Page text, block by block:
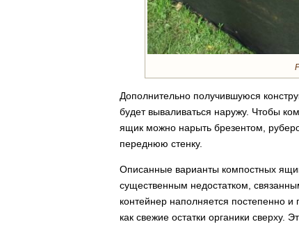
Дополнительно получившуюся
будет вываливаться наружу. Чтобы
ящик можно нарыть брезентом,
переднюю стенку.
Описанные варианты компостных
существенным недостатком,
контейнер наполняется постепенно и
как свежие остатки органики сверху.